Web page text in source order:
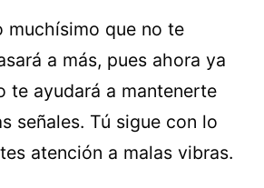
muchísimo que no te
a más, pues ahora ya
te ayudará a mantenerte
señales. Tú sigue con lo
atención a malas vibras.